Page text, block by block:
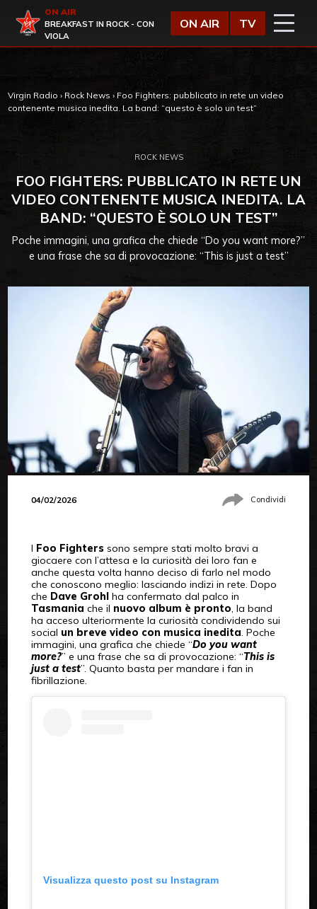
Virgin Radio
ON AIR
BREAKFAST IN ROCK - CON
VIOLA
ON AIR TV
Virgin Radio › Rock News › Foo Fighters: pubblicato in rete un video
contenente musica inedita. La band: “questo è solo un test”
ROCK NEWS
FOO FIGHTERS: PUBBLICATO IN RETE UN
VIDEO CONTENENTE MUSICA INEDITA. LA
BAND: “QUESTO È SOLO UN TEST”
Poche immagini, una grafica che chiede “Do you want more?”
e una frase che sa di provocazione: “This is just a test”
04/02/2026 Condividi
I Foo Fighterssono sempre stati molto bravi a
giocaere con l’attesa e la curiosità dei loro fan e
anche questa volta hanno deciso di farlo nel modo
che conoscono meglio: lasciando indizi in rete. Dopo
che Dave Grohlha confermato dal palco in
Tasmania che il nuovo album è pronto , la band
ha acceso ulteriormente la curiosità condividendo sui
social un breve video con musica inedita . Poche
immagini, una grafica che chiede “Do you want
more?” e una frase che sa di provocazione: “This is
just a test”. Quanto basta per mandare i fan in
fibrillazione.
Visualizza questo post su Instagram